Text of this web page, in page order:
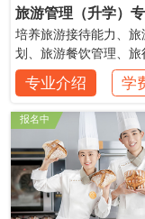
旅游管理（升学）
培养旅游接待能力、旅
划、旅游餐饮管理、旅
能力，熟知现代酒店和
织结构
专业介绍 学
报名中